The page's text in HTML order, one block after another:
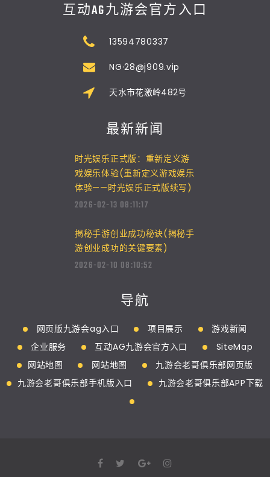
互动AG九游会官方入口
13594780337
NG·28@j909.vip
天水市花激岭482号
最新新闻
时光娱乐正式版：重新定义游
戏娱乐体验(重新定义游戏娱乐
体验——时光娱乐正式版续写)
2026-02-13 08:11:17
揭秘手游创业成功秘诀(揭秘手
游创业成功的关键要素)
2026-02-10 08:10:52
导航
网页版九游会ag入口 项目展示
游戏新闻
企业服务
互动AG九游会官方入口
SiteMap
网站地图
网站地图
九游会老哥俱乐部网页版
九游会老哥俱乐部手机版入口
九游会老哥俱乐部APP下载